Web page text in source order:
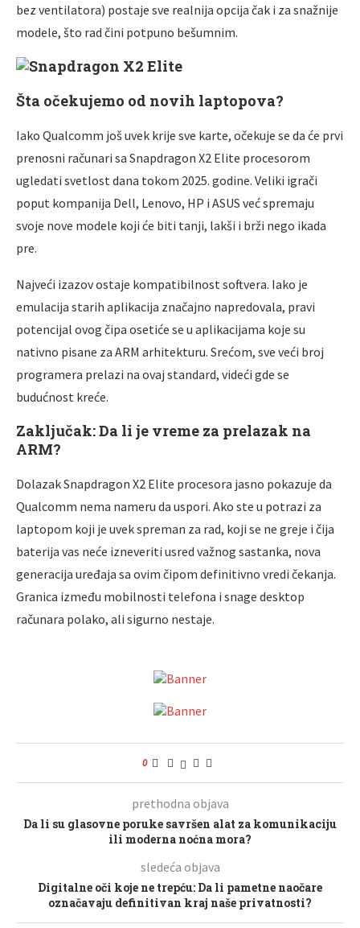
bez ventilatora) postaje sve realnija opcija čak i za snažnije
modele, što rad čini potpuno bešumnim.
Šta očekujemo od novih laptopova?
Iako Qualcomm još uvek krije sve karte, očekuje se da će prvi
prenosni računari sa Snapdragon X2 Elite procesorom
ugledati svetlost dana tokom 2025. godine. Veliki igrači
poput kompanija Dell, Lenovo, HP i ASUS već spremaju
svoje nove modele koji će biti tanji, lakši i brži nego ikada
pre.
Najveći izazov ostaje kompatibilnost softvera. Iako je
emulacija starih aplikacija značajno napredovala, pravi
potencijal ovog čipa osetiće se u aplikacijama koje su
nativno pisane za ARM arhitekturu. Srećom, sve veći broj
programera prelazi na ovaj standard, videći gde se
budućnost kreće.
Zaključak: Da li je vreme za prelazak na
ARM?
Dolazak Snapdragon X2 Elite procesora jasno pokazuje da
Qualcomm nema nameru da uspori. Ako ste u potrazi za
laptopom koji je uvek spreman za rad, koji se ne greje i čija
baterija vas neće izneveriti usred važnog sastanka, nova
generacija uređaja sa ovim čipom definitivno vredi čekanja.
Granica između mobilnosti telefona i snage desktop
računara polako, ali sigurno nestaje.
0
prethodna objava
Da li su glasovne poruke savršen alat za komunikaciju
ili moderna noćna mora?
sledeća objava
Digitalne oči koje ne trepću: Da li pametne naočare
označavaju definitivan kraj naše privatnosti?